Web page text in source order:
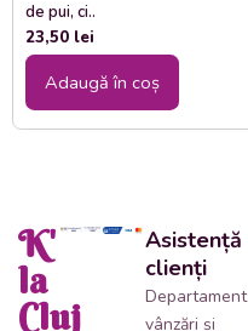
de pui, ci..
23,50 lei
Adaugă în coș
K'
la
Cluj
Asistență
clienți
Departament
vânzări și